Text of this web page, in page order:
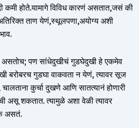
कमी होते.यामागे विविध कारणं असतात,जसं की
ताण येणं,स्थूलपणा,अयोग्य अशी
असतोच; पण सांधेदुखीचं गुडघेदुखी हे एकमेव
बरोबरच गुडघा वाकवता न येणं, त्यावर सूज
कुर्चा दुखणे आणि सातत्यानं होणारी
असू शकतात. त्यामुळे अशा वेळी त्यावर
असतं.